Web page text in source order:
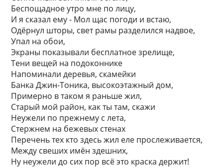
Беспощадное утро мне по лицу,
И я сказал ему - Мол щас погоди и встаю,
Одёрнул шторы, свет рамы разделился надвое,
Упал на обои,
Экраны показывали бесплатное зрелище,
Тени вещей на подоконнике
Напоминали деревья, скамейки
Банка Джин-Тоника, высокоэтажный дом,
Примерно в таком я раньше жил,
Старый мой район, как ты там, скажи
Неужели по прежнему с лета,
Стержнем на бежевых стенах
Перечень тех кто здесь жил еле прослеживается,
Между свеших имён здешних,
Ну неужели до сих пор всё это краска держит!